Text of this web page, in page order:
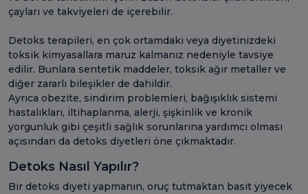
çayları ve takviyeleri de içerebilir.
Detoks terapileri, en çok ortamdaki veya diyetinizdeki
toksik kimyasallara maruz kalmanız nedeniyle tavsiye
edilir. Bunlara sentetik maddeler, toksik ağır metaller ve
diğer zararlı bileşikler de dahildir.
Ayrıca obezite, sindirim problemleri, bağışıklık sistemi
hastalıkları, iltihaplanma, alerji, şişkinlik ve kronik
yorgunluk gibi çeşitli sağlık sorunlarına yardımcı olması
açısından da detoks diyetleri öne çıkmaktadır.
Detoks Nasıl Yapılır?
Bir detoks diyeti yapmanın, oruç tutmaktan basit yiyecek